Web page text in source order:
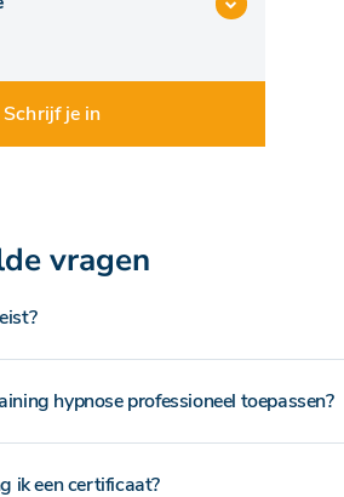
Schrijf je in
vragen
hypnose professioneel toepassen?
ik een certificaat?